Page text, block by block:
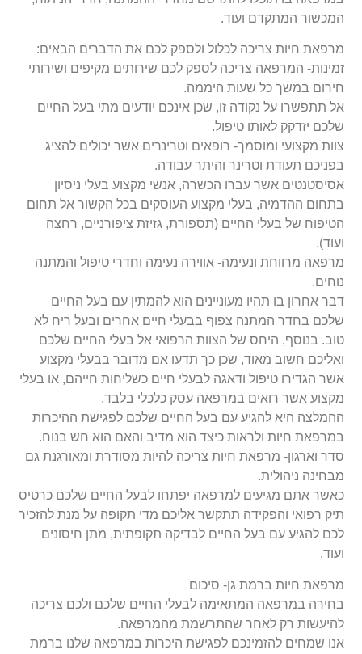
המכשור המתקדם ועוד.
מרפאת חיות צריכה לכלול ולספק לכם את הדברים הבאים:
זמינות- המרפאה צריכה לספק לכם שירותים מקיפים ושירותי
חירום במשך כל שעות היממה.
אל תתפשרו על נקודה זו, שכן אינכם יודעים מתי בעל החיים
שלכם יזדקק לאותו טיפול.
צוות מקצועי ומוסמך- רופאים וטרינרים אשר יכולים להציג
בפניכם תעודת וטרינר והיתר עבודה.
אסיסטנטים אשר עברו הכשרה, אנשי מקצוע בעלי ניסיון
בתחום ההדמיה, בעלי מקצוע העוסקים בכל הקשור אל תחום
הטיפוח של בעלי החיים (תספורת, גזיזת ציפורניים, רחצה
ועוד).
מרפאה מרווחת ונעימה- אווירה נעימה וחדרי טיפול והמתנה
נוחים.
דבר אחרון בו תהיו מעוניינים הוא להמתין עם בעל החיים
שלכם בחדר המתנה צפוף בבעלי חיים אחרים ובעל ריח לא
טוב. בנוסף, היחס של הצוות הרפואי אל בעלי החיים שלכם
ואליכם חשוב מאוד, שכן כך תדעו אם מדובר בבעלי מקצוע
אשר הגדירו טיפול ודאגה לבעלי חיים כשליחות חייהם, או בעלי
מקצוע אשר רואים במרפאה עסק כלכלי בלבד.
ההמלצה היא להגיע עם בעל החיים שלכם לפגישת ההיכרות
במרפאת חיות ולראות כיצד הוא מדיב והאם הוא חש בנוח.
סדר וארגון- מרפאת חיות צריכה להיות מסודרת ומאורגנת גם
מבחינה ניהולית.
כאשר אתם מגיעים למרפאה יפתחו לבעל החיים שלכם כרטיס
תיק רפואי והפקידה תתקשר אליכם מדי תקופה על מנת להזכיר
לכם להגיע עם בעל החיים לבדיקה תקופתית, מתן חיסונים
ועוד.
מרפאת חיות ברמת גן- סיכום
בחירה במרפאה המתאימה לבעלי החיים שלכם ולכם צריכה
להיעשות רק לאחר שהתרשמת מהמרפאה.
אנו שמחים להזמינכם לפגישת היכרות במרפאה שלנו ברמת